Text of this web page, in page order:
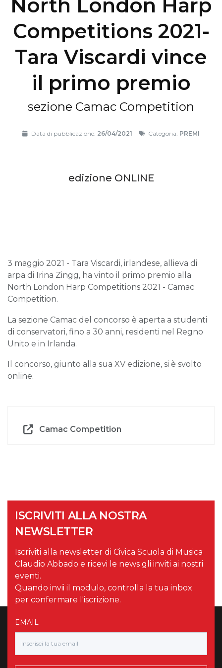
North London Harp
Competitions 2021-
Tara Viscardi vince
il primo premio
sezione Camac Competition
Data di pubblicazione: 26/04/2021 Categoria: PREMI
edizione ONLINE
3 maggio 2021 - Tara Viscardi, irlandese, allieva di
arpa di Irina Zingg, ha vinto il primo premio alla
North London Harp Competitions 2021 - Camac
Competition.
La sezione Camac del concorso è aperta a studenti
di conservatori, fino a 30 anni, residenti nel Regno
Unito e in Irlanda.
Il concorso, giunto alla sua XV edizione, si è svolto
online.
Camac Competition
ISCRIVITI ALLA NOSTRA
NEWSLETTER
Iscriviti alla newsletter di Civica Scuola di Musica
Claudio Abbado e ricevi le news gli inviti ai nostri
eventi.
Quando invii il modulo, controlla la tua inbox
per confermare l'iscrizione.
EMAIL